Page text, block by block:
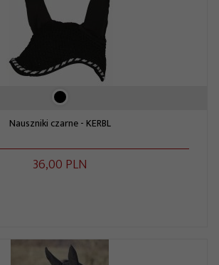
Nauszniki czarne - KERBL
36,00 PLN